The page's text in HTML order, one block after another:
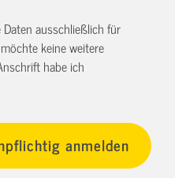
ausschließlich für
keine weitere
habe ich